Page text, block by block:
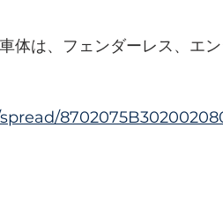
体は、フェンダーレス、エ